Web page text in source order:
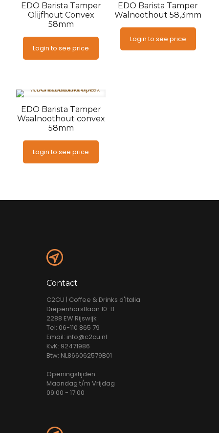
EDO Barista Tamper
Olijfhout Convex
58mm
Login to see price
EDO Barista Tamper
Walnoothout 58,3mm
Login to see price
EDO Barista Tamper
Waalnoothout convex
58mm
Login to see price
Contact
C2CU | Coffee & Drinks d'Italia
Diepenhorstlaan 10-B
2288 EW Rijswijk
Tel: 06-110 865 79
Email: info@c2cu.nl
KvK: 92471986
Btw: NL866062579B01
Openingstijden
Maandag t/m Vrijdag
09:00 - 17:00